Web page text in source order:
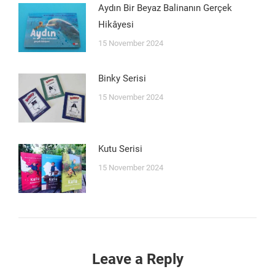
Aydın Bir Beyaz Balinanın Gerçek
Hikâyesi
15 November 2024
Binky Serisi
15 November 2024
Kutu Serisi
15 November 2024
Leave a Reply